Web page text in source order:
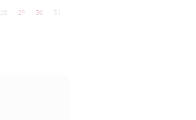
28 29 30 31